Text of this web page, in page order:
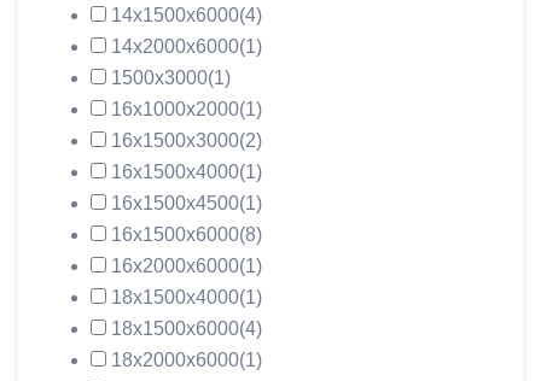
14х1500х6000(4)
14х2000х6000(1)
1500х3000(1)
16х1000х2000(1)
16х1500х3000(2)
16х1500х4000(1)
16х1500х4500(1)
16х1500х6000(8)
16х2000х6000(1)
18х1500х4000(1)
18х1500х6000(4)
18х2000х6000(1)